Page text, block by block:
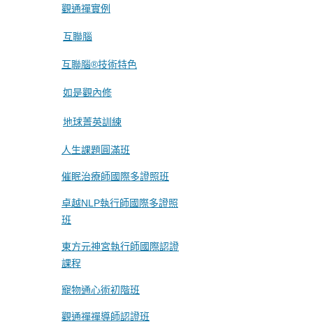
觀通禪實例
互聯腦
互聯腦®技術特色
如是觀內修
地球菁英訓練
人生課題圓滿班
催眠治療師國際多證照班
卓越NLP執行師國際多證照
班
東方元神宮執行師國際認證
課程
寵物通心術初階班
觀通禪禪導師認證班